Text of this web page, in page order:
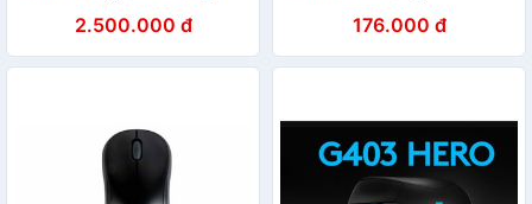
2.500.000 đ 176.000 đ